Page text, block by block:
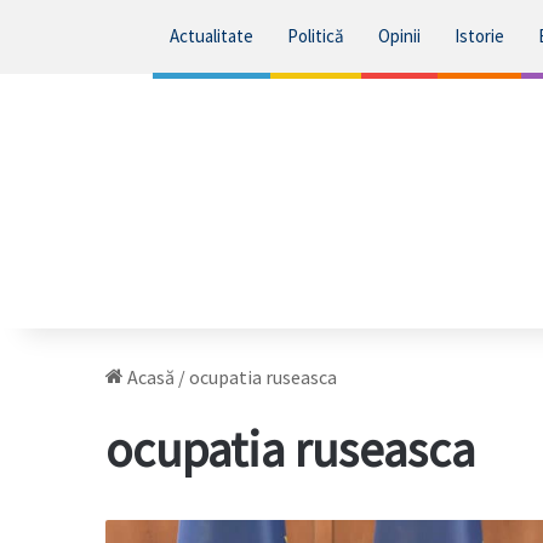
Actualitate Politică Opinii Istorie
Acasă /ocupatia ruseasca
ocupatia ruseasca